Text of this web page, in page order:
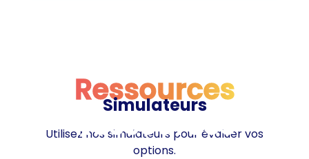
Ressources
Ressources
Simulateurs
Utilisez nos simulateurs pour évaluer vos
options.